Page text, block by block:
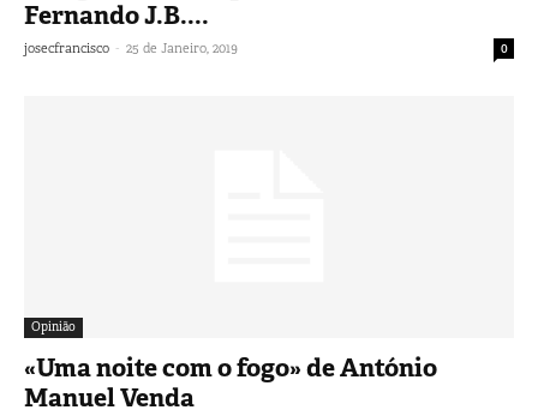
Fernando J.B....
josecfrancisco - 25 de Janeiro, 2019 0
Opinião
«Uma noite com o fogo» de António
Manuel Venda